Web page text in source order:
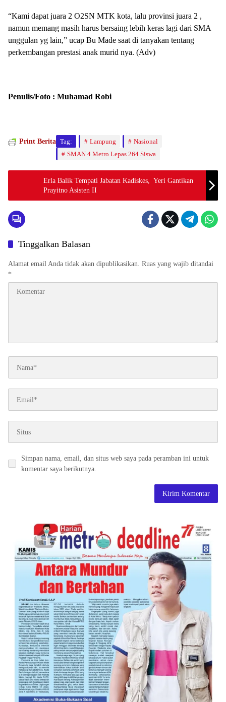
“Kami dapat juara 2 O2SN MTK kota, lalu provinsi juara 2 ,
namun memang masih harus bersaing lebih keras lagi dari SMA
unggulan yg lain,” ucap Bu Made saat di tanyakan tentang
perkembangan prestasi anak murid nya. (Adv)
Penulis/Foto : Muhamad Robi
Print Berita Tag: Lampung
Nasional
SMAN 4 Metro Lepas 264 Siswa
Erla Balik Tempati Jabatan Kadiskes, Yeri Gantikan
Prayitno Asisten II
Tinggalkan Balasan
Alamat email Anda tidak akan dipublikasikan. Ruas yang wajib ditandai
*
Simpan nama, email, dan situs web saya pada peramban ini untuk
komentar saya berikutnya.